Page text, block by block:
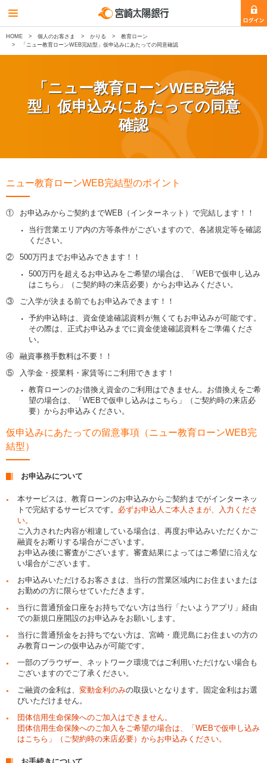
HOME 個人のお客さま かりる
教育ローン
「ニュー教育ローンWEB完結型」仮申込みにあたっての同意確認
「ニュー教育ローンWEB完結
型」仮申込みにあたっての同意
確認
ニュー教育ローンWEB完結型のポイント
①
お申込みからご契約までWEB（インターネット）で完結します！！
当行営業エリア内の方等条件がございますので、各諸規定等を確認
ください。
②
500万円までお申込みできます！！
500万円を超えるお申込みをご希望の場合は、「WEBで仮申し込み
はこちら」（ご契約時の来店必要）からお申込みください。
③
ご入学が決まる前でもお申込みできます！！
予約申込時は、資金使途確認資料が無くてもお申込みが可能です。
その際は、正式お申込みまでに資金使途確認資料をご準備くださ
い。
④
融資事務手数料は不要！！
⑤
入学金・授業料・家賃等にご利用できます！
教育ローンのお借換え資金のご利用はできません。お借換えをご希
望の場合は、「WEBで仮申し込みはこちら」（ご契約時の来店必
要）からお申込みください。
仮申込みにあたっての留意事項（ニュー教育ローンWEB完
結型）
お申込みについて
本サービスは、教育ローンのお申込みからご契約までがインターネッ
トで完結するサービスです。 必ずお申込人ご本人さまが、入力くださ
い。
ご入力された内容が相違している場合は、再度お申込みいただくかご
融資をお断りする場合がございます。
お申込み後に審査がございます。審査結果によってはご希望に沿えな
い場合がございます。
お申込みいただけるお客さまは、当行の営業区域内にお住まいまたは
お勤めの方に限らせていただきます。
当行に普通預金口座をお持ちでない方は当行「たいようアプリ」経由
での新規口座開設のお申込みをお願いします。
当行に普通預金をお持ちでない方は、宮崎・鹿児島にお住まいの方の
み教育ローンの仮申込みが可能です。
一部のブラウザー、ネットワーク環境ではご利用いただけない場合も
ございますのでご了承ください。
ご融資の金利は、 変動金利のみの取扱いとなります。固定金利はお選
びいただけません。
団体信用生命保険へのご加入はできません。
団体信用生命保険へのご加入をご希望の場合は、「WEBで仮申し込み
はこちら」（ご契約時の来店必要）からお申込みください。